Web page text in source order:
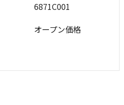
6871C001
オープン価格